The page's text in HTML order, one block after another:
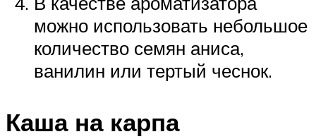
можно использовать небольшое
количество семян аниса,
ванилин или тертый чеснок.
Каша на карпа